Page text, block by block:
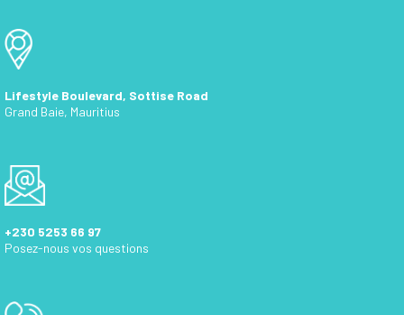
Lifestyle Boulevard, Sottise Road
Grand Baie, Mauritius
+230 5253 66 97
Posez-nous vos questions